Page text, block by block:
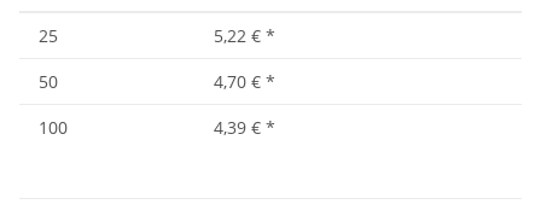
25 5,22 € *
50
4,70 € *
100
4,39 € *